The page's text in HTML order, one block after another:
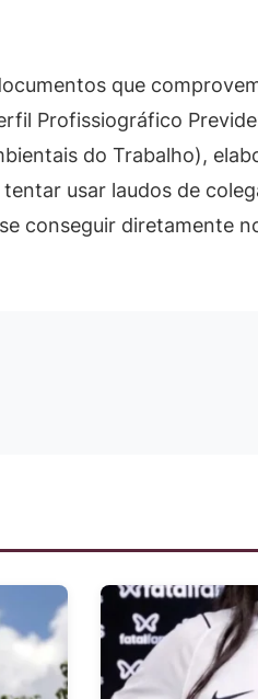
que
Profissiográfico
do Trabalho),
usar laudos de
conseguir diretamente